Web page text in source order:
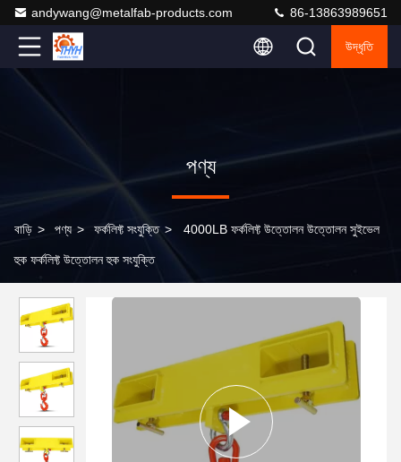
andywang@metalfab-products.com 86-13863989651
উদ্ধৃতি
পণ্য
বাড়ি > পণ্য > ফর্কলিফ্ট সংযুক্তি > 4000LB ফর্কলিফ্ট উত্তোলন উত্তোলন সুইভেল
হুক ফর্কলিফ্ট উত্তোলন হুক সংযুক্তি